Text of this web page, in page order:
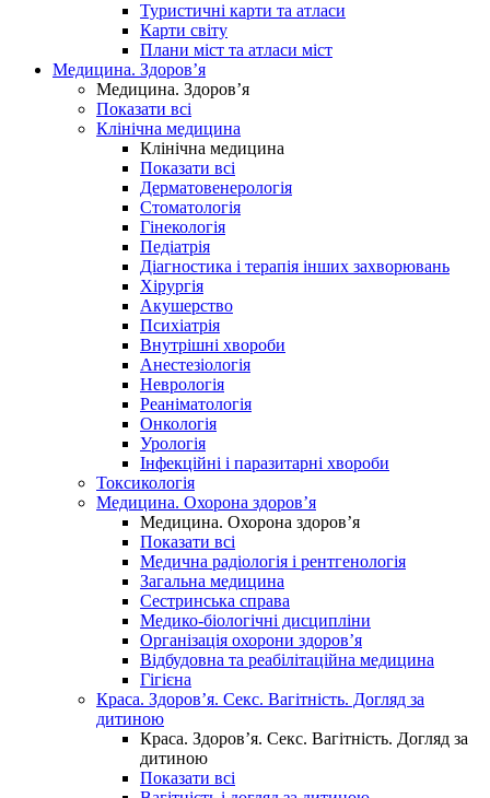
Туристичні карти та атласи
Карти світу
Плани міст та атласи міст
Медицина. Здоров’я
Медицина. Здоров’я
Показати всі
Клінічна медицина
Клінічна медицина
Показати всі
Дерматовенерологія
Стоматологія
Гінекологія
Педіатрія
Діагностика і терапія інших захворювань
Хірургія
Акушерство
Психіатрія
Внутрішні хвороби
Анестезіологія
Неврологія
Реаніматологія
Онкологія
Урологія
Інфекційні і паразитарні хвороби
Токсикологія
Медицина. Охорона здоров’я
Медицина. Охорона здоров’я
Показати всі
Медична радіологія і рентгенологія
Загальна медицина
Сестринська справа
Медико-біологічні дисципліни
Організація охорони здоров’я
Відбудовна та реабілітаційна медицина
Гігієна
Краса. Здоров’я. Секс. Вагітність. Догляд за
дитиною
Краса. Здоров’я. Секс. Вагітність. Догляд за
дитиною
Показати всі